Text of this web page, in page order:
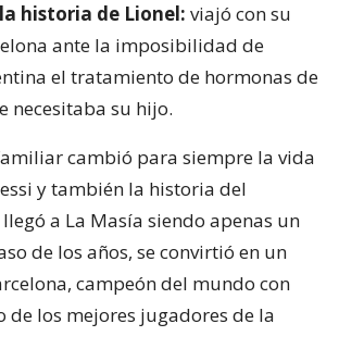
historia de Lionel: viajó con su
ante la imposibilidad de
el tratamiento de hormonas de
necesitaba su hijo.
cambió para siempre la vida
y también la historia del
a La Masía siendo apenas un
de los años, se convirtió en un
campeón del mundo con
de los mejores jugadores de la